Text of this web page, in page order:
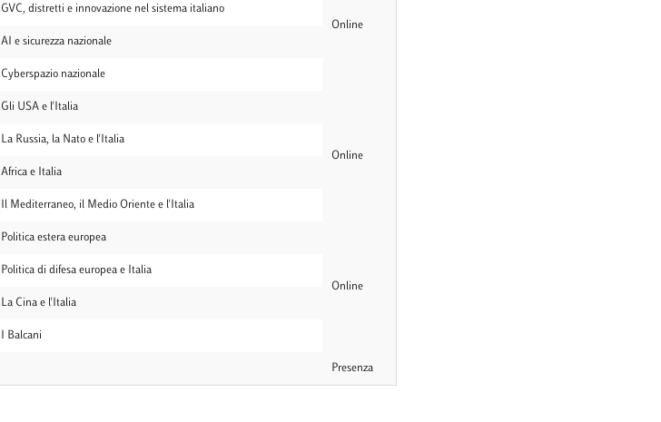
Online
GVC, distretti e innovazione nel sistema italiano
AI e sicurezza nazionale
Cyberspazio nazionale
Gli USA e l'Italia
Online
La Russia, la Nato e l'Italia
Africa e Italia
Il Mediterraneo, il Medio Oriente e l'Italia
Politica estera europea
Online
Politica di difesa europea e Italia
La Cina e l'Italia
I Balcani
Presenza